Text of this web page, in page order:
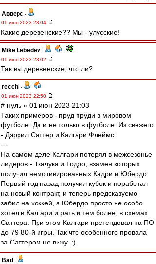
Авверс -
01 июн 2023 23:04
Какие деревенские?? Мы - улусские!
Mike Lebedev -
01 июн 2023 23:02
Так вы деревенские, что ли?
recchi -
01 июн 2023 22:50
# нуль » 01 июн 2023 21:03
Таких примеров - пруд пруди в мировом
футболе. Да и не только в футболе. Из свежего
- Дэррил Саттер и Калгари Флеймс.
---
На самом деле Калгари потерял в межсезонье
лидеров - Ткачука и Годро, взамен которых
получил немотивированных Кадри и Юбердо.
Первый год назад получил кубок и поработал
на новый контракт, и теперь предсказуемо
забил на хоккей, а Юбердо просто не особо
хотел в Калгари играть и тем более, в схемах
Саттера. При этом Калгари претендовал на ПО
до 79-80-й игры. Так что особенного провала
за Саттером не вижу. :)
Bad -